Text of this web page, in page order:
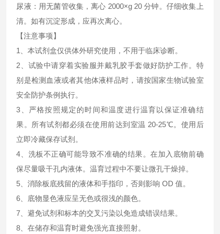
尿液：用无菌管收集，离心 2000×g 20 分钟。仔细收集上
清。如有沉淀形成，应再次离心。
【注意事项】
1、本试剂盒仅供体外研究使用，不用于临床诊断。
2、试验中请穿着实验服并戴乳胶手套做好防护工作。特
别是检测血液或者其他体液样品时，请按国家生物试验室
安全防护条例执行。
3、严格按照规定的时间和温度进行温育以保证准确结
果。所有试剂都必须在使用前达到室温 20-25℃。使用后
立即冷藏保存试剂。
4、洗板不正确可能导致不准确的结果。在加入底物前确
保尽量吸干孔内液体。温育过程中不要让微孔干燥掉。
5、消除板底残留的液体和手指印，否则影响 OD 值。
6、底物显色液应呈无色或很浅的颜色。
7、避免试剂和标本的交叉污染以免造成错误结果。
8、在储存和温育时避免强光直接照射。